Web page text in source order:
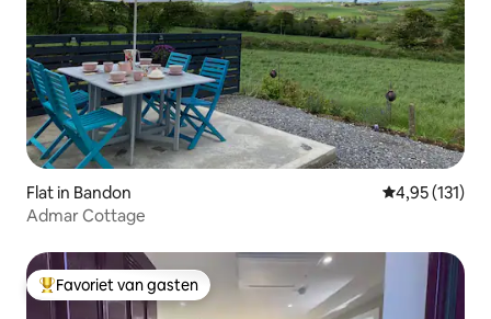
Flat in Bandon Gemiddelde
4,95 (131)
Admar Cottage
Topfavoriet van gasten
Favoriet van gasten